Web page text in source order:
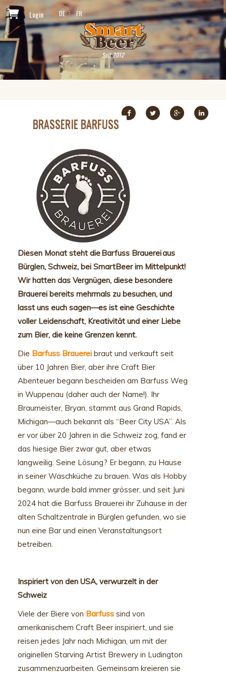
Login DE FR
Seit 2012
BRASSERIE BARFUSS
Diesen Monat steht die Barfuss Brauerei aus
Bürglen, Schweiz, bei SmartBeer im Mittelpunkt!
Wir hatten das Vergnügen, diese besondere
Brauerei bereits mehrmals zu besuchen, und
lasst uns euch sagen—es ist eine Geschichte
voller Leidenschaft, Kreativität und einer Liebe
zum Bier, die keine Grenzen kennt.
Die Barfuss Brauerei braut und verkauft seit
über 10 Jahren Bier, aber ihre Craft Bier
Abenteuer begann bescheiden am Barfuss Weg
in Wuppenau (daher auch der Name!). Ihr
Braumeister, Bryan, stammt aus Grand Rapids,
Michigan—auch bekannt als “Beer City USA”. Als
er vor über 20 Jahren in die Schweiz zog, fand er
das hiesige Bier zwar gut, aber etwas
langweilig. Seine Lösung? Er begann, zu Hause
in seiner Waschküche zu brauen. Was als Hobby
begann, wurde bald immer grösser, und seit Juni
2024 hat die Barfuss Brauerei ihr Zuhause in der
alten Schaltzentrale in Bürglen gefunden, wo sie
nun eine Bar und einen Veranstaltungsort
betreiben.
Inspiriert von den USA, verwurzelt in der
Schweiz
Viele der Biere von Barfuss sind von
amerikanischem Craft Beer inspiriert, und sie
reisen jedes Jahr nach Michigan, um mit der
originellen Starving Artist Brewery in Ludington
zusammenzuarbeiten. Gemeinsam kreieren sie